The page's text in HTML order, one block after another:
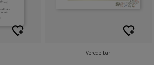
Veredelbar